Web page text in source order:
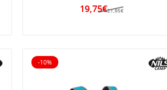
21,95€
19,75€
-10%
10% reduziert